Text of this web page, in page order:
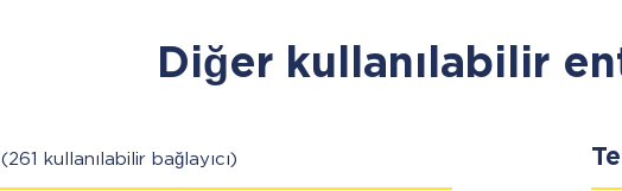
Diğer kullanılabilir
(261 kullanılabilir bağlayıcı)